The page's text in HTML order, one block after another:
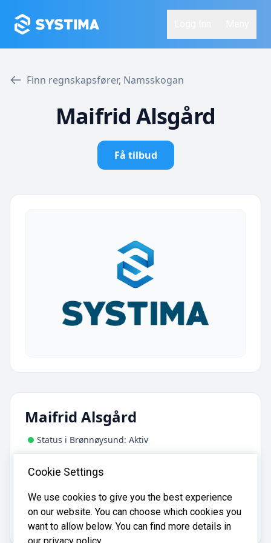
Finn regnskapsfører, Namsskogan
Maifrid Alsgård
Få tilbud
Maifrid Alsgård
Status i Brønnøysund: Aktiv
Skogstjerneveien 19, 7890 Namsskogan
Maifrid Alsgård er registrert iBrønnøysundregistrene
med organisasjonsnummer830260242.
Cookie Settings
We use cookies to give you the best experience
on our website. You can choose which cookies you
want to allow below. You can find more details in